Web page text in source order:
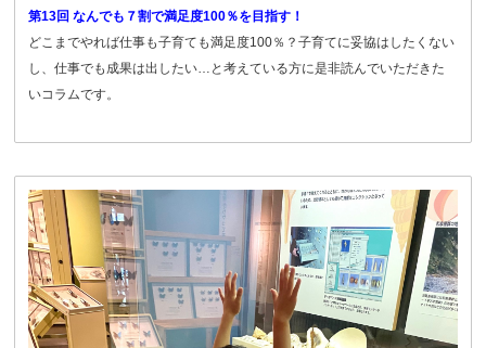
第13回 なんでも７割で満足度100％を目指す！
どこまでやれば仕事も子育ても満足度100％？子育てに妥協はしたくない
し、仕事でも成果は出したい…と考えている方に是非読んでいただきた
いコラムです。